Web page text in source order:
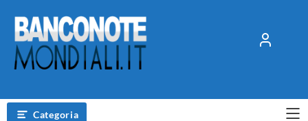
contenuto
Categoria